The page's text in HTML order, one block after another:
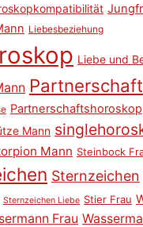
Liebesbeziehung
Liebe und
Partnerschaft
Partnerschaftshoroskop
Mann
Mann Steinbock
Sternzeichen
Sternzeichen Liebe Stier Frau
Frau